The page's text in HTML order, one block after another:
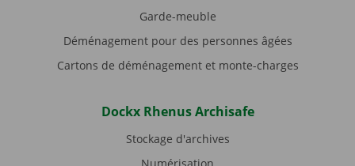
Garde-meuble
Déménagement pour des personnes âgées
Cartons de déménagement et monte-charges
Dockx Rhenus Archisafe
Stockage d'archives